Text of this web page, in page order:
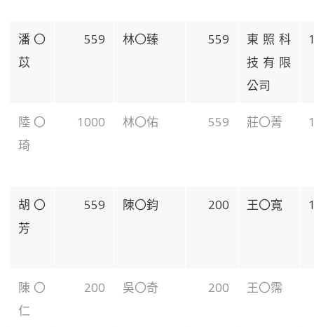
潘〇
苡
559 林〇臻 559
東照科
技有限
公司
陸〇
琦
1000 林〇佑 559 莊〇菁
胡〇
芳
559 陳〇鈞 200 王〇寬
陳〇
仁
200 吳〇奇 200 王〇霈